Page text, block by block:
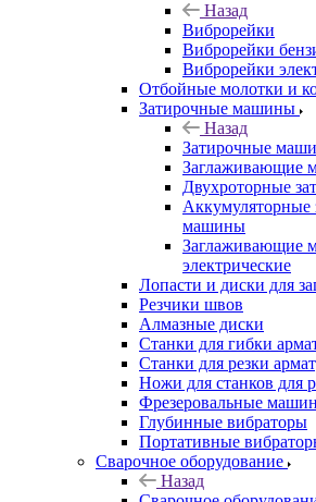
Назад
Виброрейки
Виброрейки
Виброрейки
Отбойные молотки и
Затирочные машины
Назад
Затирочные
Заглаживающие
Двухроторные
машины
Заглаживающие
электрические
Лопасти и диски для
Резчики швов
Алмазные диски
Станки для гибки
Станки для резки
Ножи для станков для
Фрезеровальные
Глубинные вибраторы
Портативные
Сварочное оборудование
Назад